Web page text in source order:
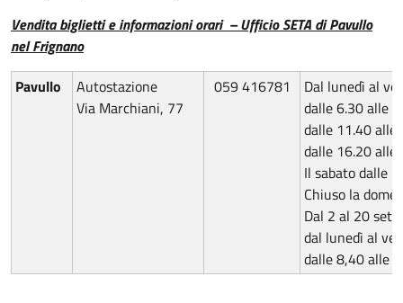
Vendita biglietti e informazioni orari – Ufficio SETA di Pavullo
nel Frignano
Pavullo
Autostazione
Via Marchiani, 77
059 416781
Dal lunedì al
dalle 6.30 alle
dalle 11.40 alle
dalle 16.20 alle
Il sabato dalle
Chiuso la
Dal 2 al 20
dal lunedì al
dalle 8,40 alle